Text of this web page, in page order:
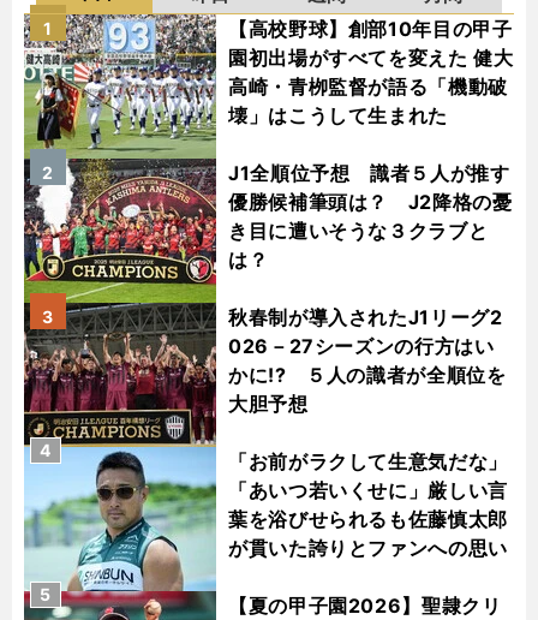
【高校野球】創部10年目の甲子
園初出場がすべてを変えた 健大
高崎・青栁監督が語る「機動破
壊」はこうして生まれた
1
J1全順位予想 識者５人が推す
優勝候補筆頭は？ J2降格の憂
き目に遭いそうな３クラブと
は？
2
秋春制が導入されたJ1リーグ2
026－27シーズンの行方はい
かに!? ５人の識者が全順位を
大胆予想
3
「お前がラクして生意気だな」
「あいつ若いくせに」厳しい言
葉を浴びせられるも佐藤慎太郎
が貫いた誇りとファンへの思い
4
【夏の甲子園2026】聖隷クリ
5